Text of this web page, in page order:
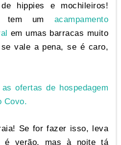
hippies e mochileiros!
tem um acampamento
em umas barracas muito
vale a pena, se é caro,
ofertas de hospedagem
Covo.
Se for fazer isso, leva
é verão, mas à noite tá